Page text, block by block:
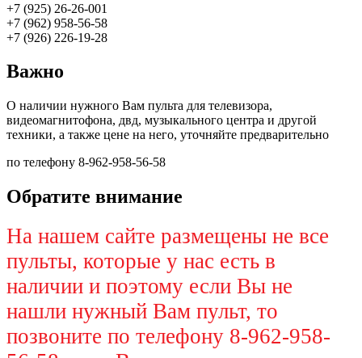
+7 (925) 26-26-001
+7 (962) 958-56-58
+7 (926) 226-19-28
Важно
О наличии нужного Вам пульта для телевизора,
видеомагнитофона, двд, музыкального центра и другой
техники, а также цене на него, уточняйте предварительно
по телефону 8-962-958-56-58
Обратите внимание
На нашем сайте размещены не все
пульты, которые у нас есть в
наличии и поэтому если Вы не
нашли нужный Вам пульт, то
позвоните по телефону 8-962-958-